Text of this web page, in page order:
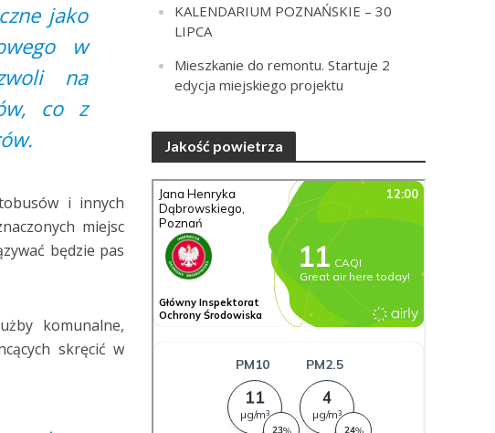
jako
w
na
co z
i innych
miejsc
będzie pas
komunalne,
skręcić w
KALENDARIUM POZNAŃSKIE – 30
LIPCA
Mieszkanie do remontu. Startuje 2
edycja miejskiego projektu
Jakość powietrza